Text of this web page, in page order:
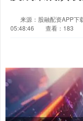
来源：股融配资APP下
05:48:46
查看：183